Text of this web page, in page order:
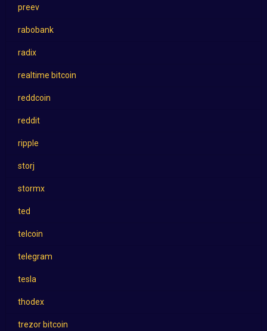
preev
rabobank
radix
realtime bitcoin
reddcoin
reddit
ripple
storj
stormx
ted
telcoin
telegram
tesla
thodex
trezor bitcoin